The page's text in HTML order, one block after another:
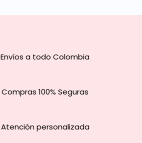
Envíos a todo Colombia
Compras 100% Seguras
Atención personalizada